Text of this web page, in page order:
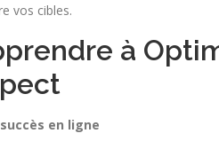
vos cibles.
à
en ligne